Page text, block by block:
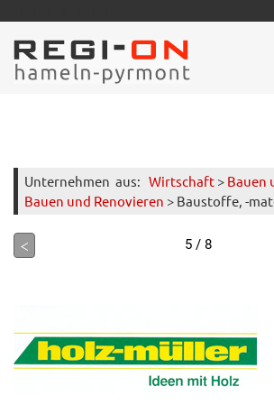
Unternehmen aus: Wirtschaft > Bauen
Bauen und Renovieren > Baustoffe, -
< 5 / 8